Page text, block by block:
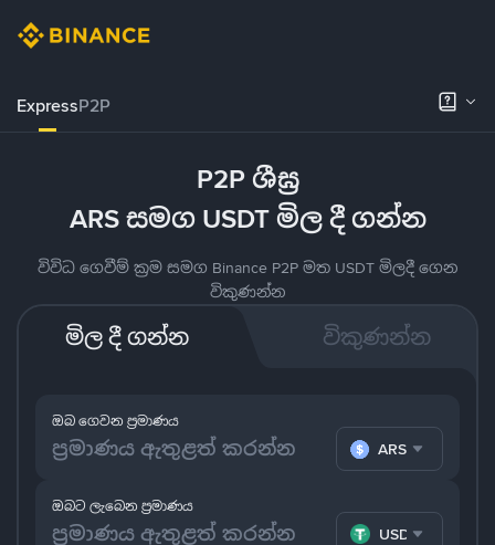
ExpressP2P
P2P ශීඝ්‍ර
ARS සමග USDT මිල දී ගන්න
විවිධ ගෙවීම් ක්‍රම සමග Binance P2P මත USDT මිලදී ගෙන
විකුණන්න
මිල දී ගන්න විකුණන්න
ඔබ ගෙවන ප්‍රමාණය
ARS
ඔබට ලැබෙන ප්‍රමාණය
USDT